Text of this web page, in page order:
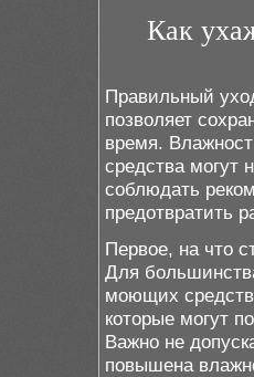
Как
Правильный
позволяет
время.
средства могут
соблюдать
предотвратить
Первое, на что
Для
моющих
которые могут
Важно не
повышена